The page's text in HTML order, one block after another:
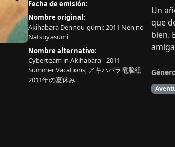
Fecha de emisión:
Nombre original:
Akihabara Dennou-gumi: 2011 Nen no
Natsuyasumi
Nombre alternativo:
Cyberteam in Akihabara - 2011
Summer Vacations, アキハバラ電脳組
2011年の夏休み
Un
que
bien.